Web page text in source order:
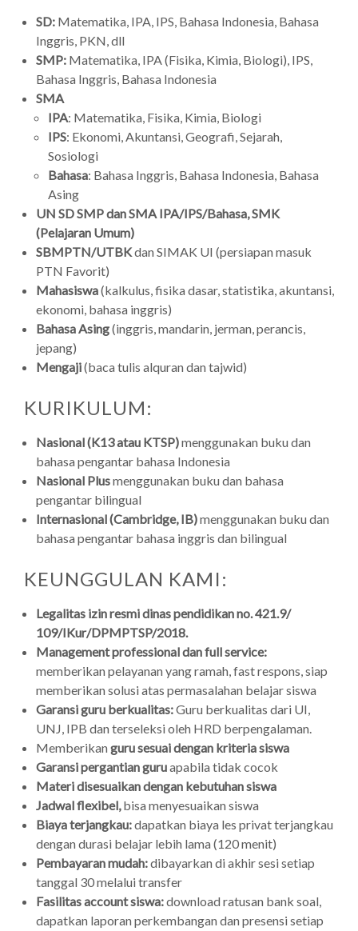
SD: Matematika, IPA, IPS, Bahasa Indonesia, Bahasa
Inggris, PKN, dll
SMP: Matematika, IPA (Fisika, Kimia, Biologi), IPS,
Bahasa Inggris, Bahasa Indonesia
SMA
IPA: Matematika, Fisika, Kimia, Biologi
IPS: Ekonomi, Akuntansi, Geografi, Sejarah,
Sosiologi
Bahasa: Bahasa Inggris, Bahasa Indonesia, Bahasa
Asing
UN SD SMP dan SMA IPA/IPS/Bahasa, SMK
(Pelajaran Umum)
SBMPTN/UTBKdan SIMAK UI (persiapan masuk
PTN Favorit)
Mahasiswa(kalkulus, fisika dasar, statistika, akuntansi,
ekonomi, bahasa inggris)
Bahasa Asing(inggris, mandarin, jerman, perancis,
jepang)
Mengaji(baca tulis alquran dan tajwid)
KURIKULUM:
Nasional (K13 atau KTSP)menggunakan buku dan
bahasa pengantar bahasa Indonesia
Nasional Plusmenggunakan buku dan bahasa
pengantar bilingual
Internasional (Cambridge, IB)menggunakan buku dan
bahasa pengantar bahasa inggris dan bilingual
KEUNGGULAN KAMI:
Legalitas izin resmi dinas pendidikan no. 421.9/
109/IKur/DPMPTSP/2018.
Management professional dan full service:
memberikan pelayanan yang ramah, fast respons, siap
memberikan solusi atas permasalahan belajar siswa
Garansi guru berkualitas:Guru berkualitas dari UI,
UNJ, IPB dan terseleksi oleh HRD berpengalaman.
Memberikan guru sesuai dengan kriteria siswa
Garansi pergantian guruapabila tidak cocok
Materi disesuaikan dengan kebutuhan siswa
Jadwal flexibel,bisa menyesuaikan siswa
Biaya terjangkau:dapatkan biaya les privat terjangkau
dengan durasi belajar lebih lama (120 menit)
Pembayaran mudah:dibayarkan di akhir sesi setiap
tanggal 30 melalui transfer
Fasilitas account siswa:download ratusan bank soal,
dapatkan laporan perkembangan dan presensi setiap